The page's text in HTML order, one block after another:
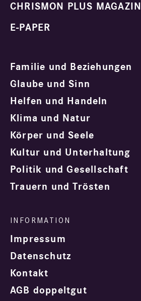
CHRISMON PLUS MAGAZIN
E-PAPER
Familie und Beziehungen
Glaube und Sinn
Helfen und Handeln
Klima und Natur
Körper und Seele
Kultur und Unterhaltung
Politik und Gesellschaft
Trauern und Trösten
Impressum
Datenschutz
Kontakt
AGB doppeltgut